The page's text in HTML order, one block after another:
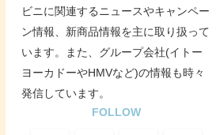
ビニに関連するニュースやキャンペー
ン情報、新商品情報を主に取り扱って
います。また、グループ会社(イトー
ヨーカドーやHMVなど)の情報も時々
発信しています。
FOLLOW